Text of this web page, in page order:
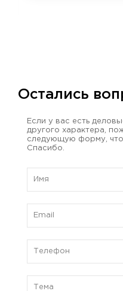
Остались
Если у вас есть
другого характера,
следующую форму,
Спасибо.